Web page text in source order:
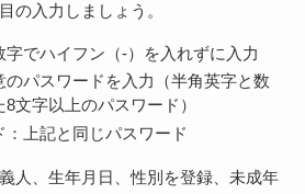
の入力しましょう。
字でハイフン（-）を入れずに入力
のパスワードを入力（半角英字と数
文字以上のパスワード）
：上記と同じパスワード
人、生年月日、性別を登録、未成年